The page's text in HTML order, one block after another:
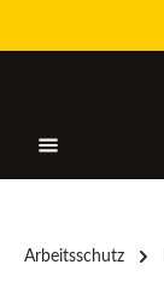
Arbeitsschutz